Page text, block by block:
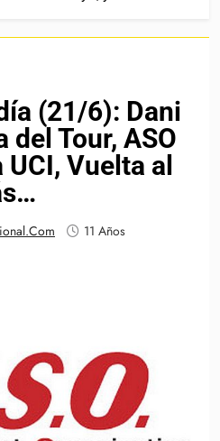
(21/6): Dani
Tour, ASO
Vuelta al
11 Años